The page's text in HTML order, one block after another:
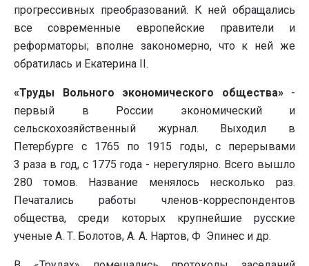
прогрессивных преобразований. К ней обращались
все современные европейские правители и
реформаторы; вполне закономерно, что к ней же
обратилась и Екатерина II.
«Труды Вольного экономического общества»-
первый в России экономический и
сельскохозяйственный журнал. Выходил в
Петербурге с 1765 по 1915 годы, с перерывами
3 раза в год, с 1775 года - нерегулярно. Всего вышло
280 томов. Название менялось несколько раз.
Печатались работы членов-корреспондентов
общества, среди которых крупнейшие русские
ученые А. Т. Болотов, А. А. Нартов, Ф Эпинес и др.